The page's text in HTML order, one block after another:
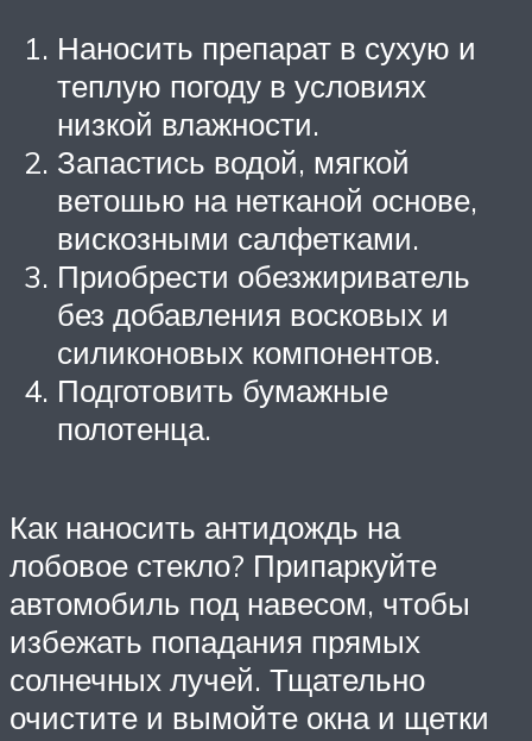
Наносить препарат в сухую и
теплую погоду в условиях
низкой влажности.
Запастись водой, мягкой
ветошью на нетканой основе,
вискозными салфетками.
Приобрести обезжириватель
без добавления восковых и
силиконовых компонентов.
Подготовить бумажные
полотенца.
Как наносить антидождь на
лобовое стекло? Припаркуйте
автомобиль под навесом, чтобы
избежать попадания прямых
солнечных лучей. Тщательно
очистите и вымойте окна и щетки